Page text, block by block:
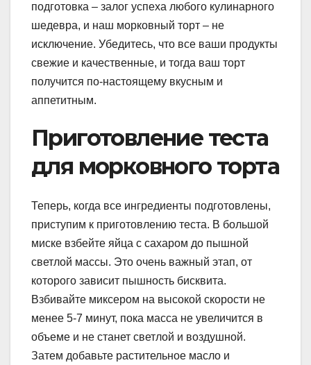
подготовка – залог успеха любого кулинарного
шедевра, и наш морковный торт – не
исключение. Убедитесь, что все ваши продукты
свежие и качественные, и тогда ваш торт
получится по-настоящему вкусным и
аппетитным.
Приготовление теста
для морковного торта
Теперь, когда все ингредиенты подготовлены,
приступим к приготовлению теста. В большой
миске взбейте яйца с сахаром до пышной
светлой массы. Это очень важный этап, от
которого зависит пышность бисквита.
Взбивайте миксером на высокой скорости не
менее 5-7 минут, пока масса не увеличится в
объеме и не станет светлой и воздушной.
Затем добавьте растительное масло и